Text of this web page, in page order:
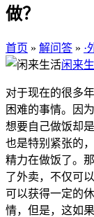
做？
首页 » 解问答 » ·
闲来
对于现在的很多
困难的事情。因
想要自己做饭却
也是特别紧张的
精力在做饭了。
了外卖，不仅可
可以获得一定的
情，但是，这如